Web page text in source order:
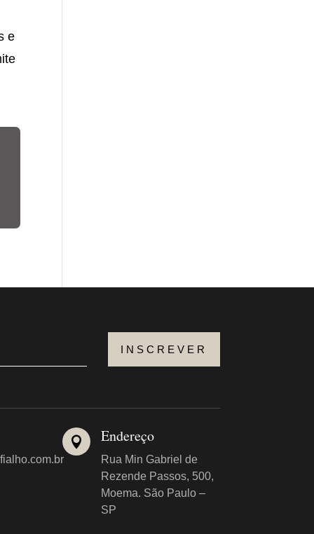
e
INSCREVER
 Endereço
Rua Min Gabriel de
Rezende Passos, 500,
Moema. São Paulo –
SP